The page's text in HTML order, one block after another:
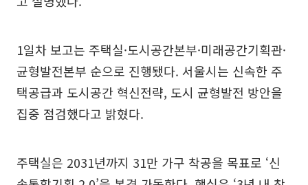
1일차 보고는 주택실·도시공간본부·미래공간기획관·
균형발전본부 순으로 진행됐다. 서울시는 신속한 주
택공급과 도시공간 혁신전략, 도시 균형발전 방안을
집중 점검했다고 밝혔다.
주택실은 2031년까지 31만 가구 착공을 목표로 ‘신